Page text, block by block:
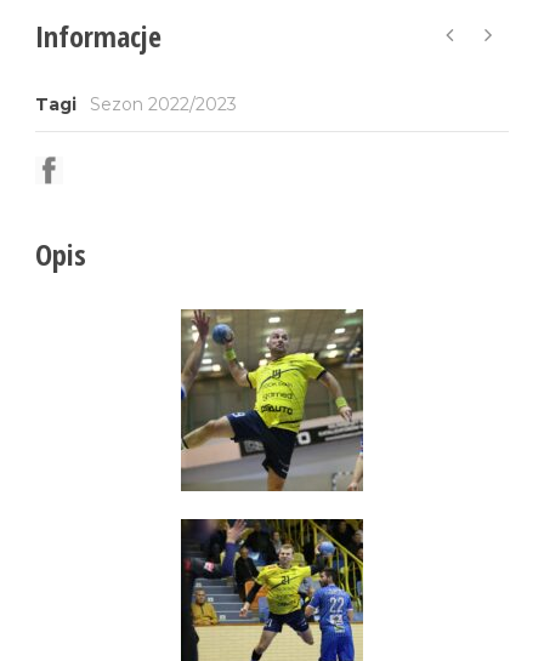
Informacje
Tagi Sezon 2022/2023
Opis